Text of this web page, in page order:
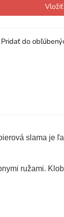
Pridať do
slama je
ružami.